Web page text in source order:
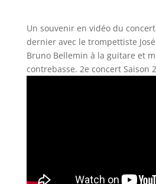
Un souvenir en vidéo du
dernier avec le trompettiste
Bruno Bellemin à la guitare et
contrebasse. 2e concert Saison